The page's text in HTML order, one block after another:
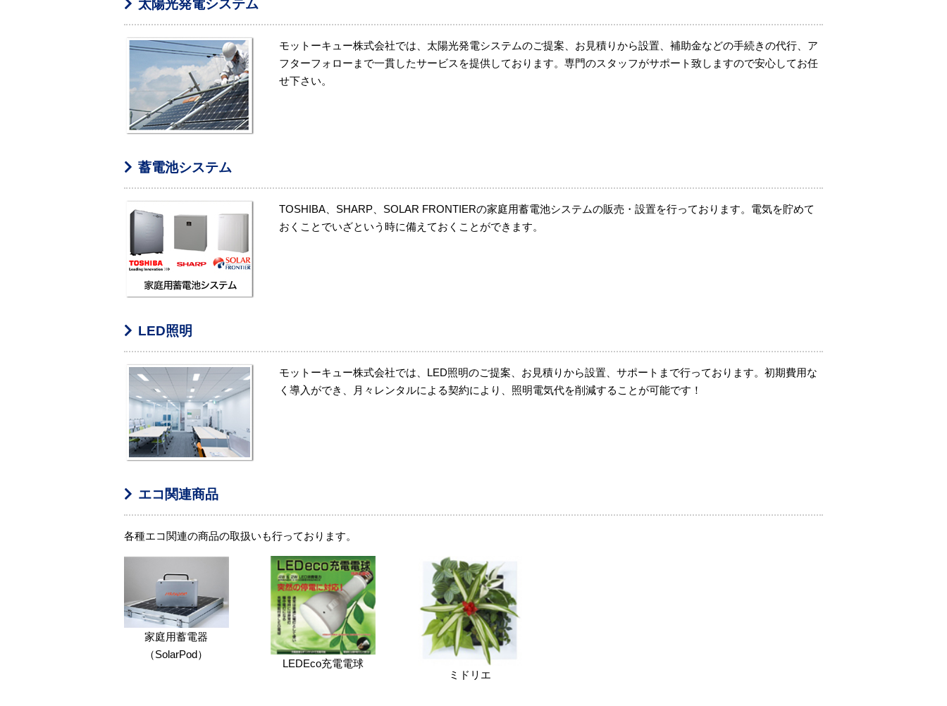
太陽光発電システム
モットーキュー株式会社では、太陽光発電システムのご提案、お見積りから設置、補助金などの手続きの代行、ア
フターフォローまで一貫したサービスを提供しております。専門のスタッフがサポート致しますので安心してお任
せ下さい。
蓄電池システム
TOSHIBA、SHARP、SOLAR FRONTIERの家庭用蓄電池システムの販売・設置を行っております。電気を貯めて
おくことでいざという時に備えておくことができます。
LED照明
モットーキュー株式会社では、LED照明のご提案、お見積りから設置、サポートまで行っております。初期費用な
く導入ができ、月々レンタルによる契約により、照明電気代を削減することが可能です！
エコ関連商品
各種エコ関連の商品の取扱いも行っております。
家庭用蓄電器
（SolarPod）
LEDEco充電電球
ミドリエ